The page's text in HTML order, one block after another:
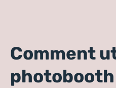
Comment